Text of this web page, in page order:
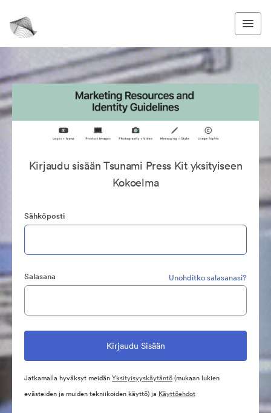
Kirjaudu sisään Tsunami Press Kit yksityiseen
Kokoelma
Sähköposti
Salasana Unohditko salasanasi?
Jatkamalla hyväksyt meidänYksityisyyskäytäntö(mukaan lukien
evästeiden ja muiden tekniikoiden käyttö) ja Käyttöehdot